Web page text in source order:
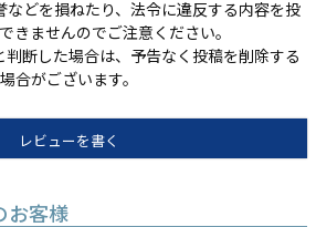
などを損ねたり、法令に違反する内容を投
きませんのでご注意ください。
判断した場合は、予告なく投稿を削除する
場合がございます。
レビューを書く
お客様